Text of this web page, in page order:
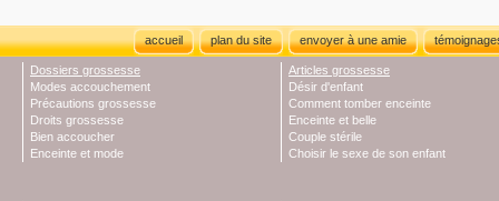
accueil plan du site envoyer à une amie
Dossiers grossesse
Modes accouchement
Précautions grossesse
Droits grossesse
Bien accoucher
Enceinte et mode
Articles grossesse
Désir d'enfant
Comment tomber enceinte
Enceinte et belle
Couple stérile
Choisir le sexe de son enfant